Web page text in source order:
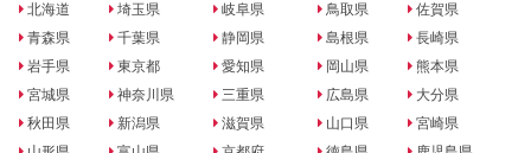
北海道
青森県
岩手県
宮城県
秋田県
埼玉県
千葉県
東京都
神奈川県
新潟県
岐阜県
静岡県
愛知県
三重県
滋賀県
鳥取県
島根県
岡山県
広島県
山口県
佐賀県
長崎県
熊本県
大分県
宮崎県